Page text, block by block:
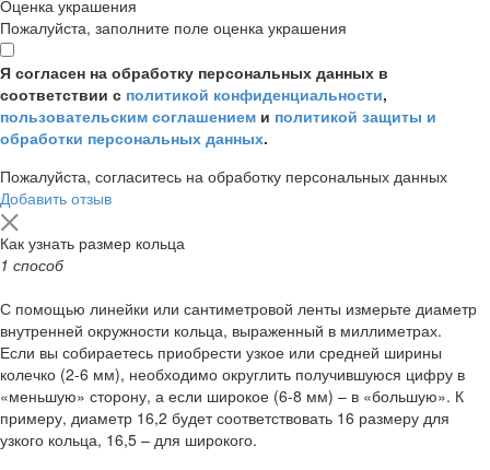
Оценка украшения
Пожалуйста, заполните поле оценка украшения
Я согласен на обработку персональных данных в
соответствии с политикой конфиденциальности,
пользовательским соглашением и политикой защиты и
обработки персональных данных.
Пожалуйста, согласитесь на обработку персональных данных
Добавить отзыв
Как узнать размер кольца
1 способ
С помощью линейки или сантиметровой ленты измерьте диаметр
внутренней окружности кольца, выраженный в миллиметрах.
Если вы собираетесь приобрести узкое или средней ширины
колечко (2-6 мм), необходимо округлить получившуюся цифру в
«меньшую» сторону, а если широкое (6-8 мм) – в «большую». К
примеру, диаметр 16,2 будет соответствовать 16 размеру для
узкого кольца, 16,5 – для широкого.